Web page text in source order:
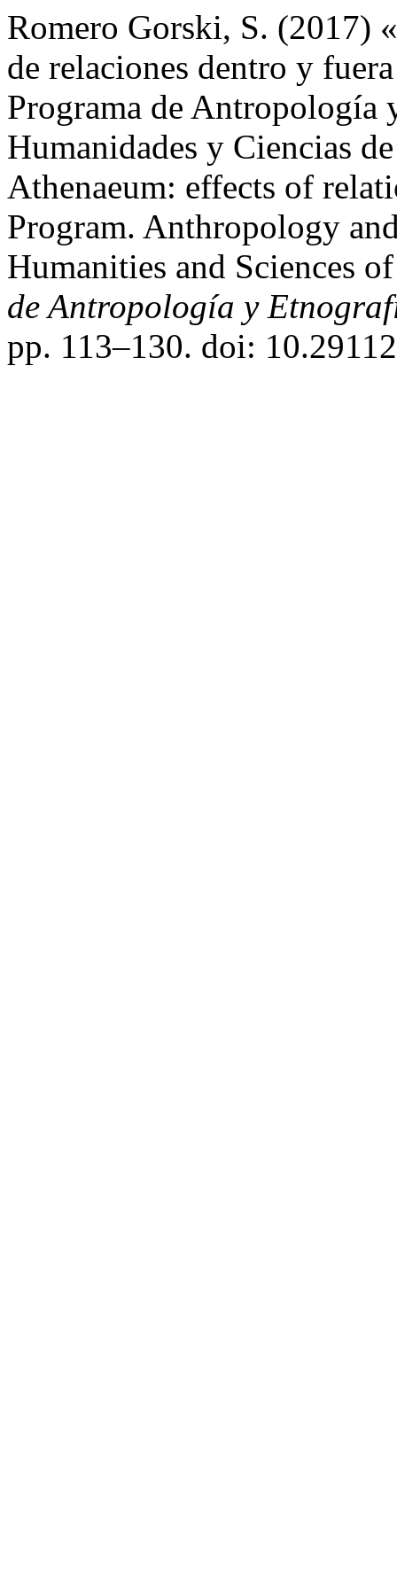
Romero Gorski, S. (2017)
de relaciones dentro y
Programa de Antropología
Humanidades y Ciencias
Athenaeum: effects of
Program. Anthropology
Humanities and Sciences
de Antropología y
pp. 113–130. doi: